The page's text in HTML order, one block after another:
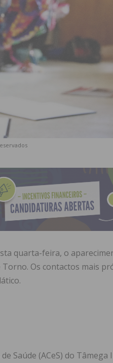
quarta-feira, o
Torno. Os contactos mais
Saúde (ACeS) do Tâmega